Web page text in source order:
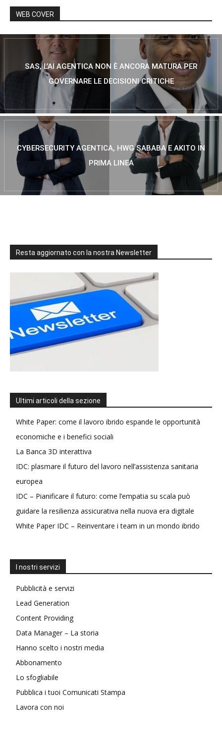
WEB COVER
SAS, L’AI AGENTICA NON È ANCORA MATURA PER
GOVERNARE LE DECISIONI CRITICHE
CYBERSECURITY AGENTICA, HWG SABABA E AKITO IN
PRIMA LINEA
Resta aggiornato con la nostra Newsletter
Ultimi articoli della sezione
White Paper: come il lavoro ibrido espande le opportunità
economiche e i benefici sociali
La Banca 3D interattiva
IDC: plasmare il futuro del lavoro nell’assistenza sanitaria
europea
IDC – Pianificare il futuro: come l’empatia su scala può
guidare la resilienza assicurativa nella nuova era digitale
White Paper IDC – Reinventare i team in un mondo ibrido
I nostri servizi
Pubblicità e servizi
Lead Generation
Content Providing
Data Manager – La storia
Hanno scelto i nostri media
Abbonamento
Lo sfogliabile
Pubblica i tuoi Comunicati Stampa
Lavora con noi